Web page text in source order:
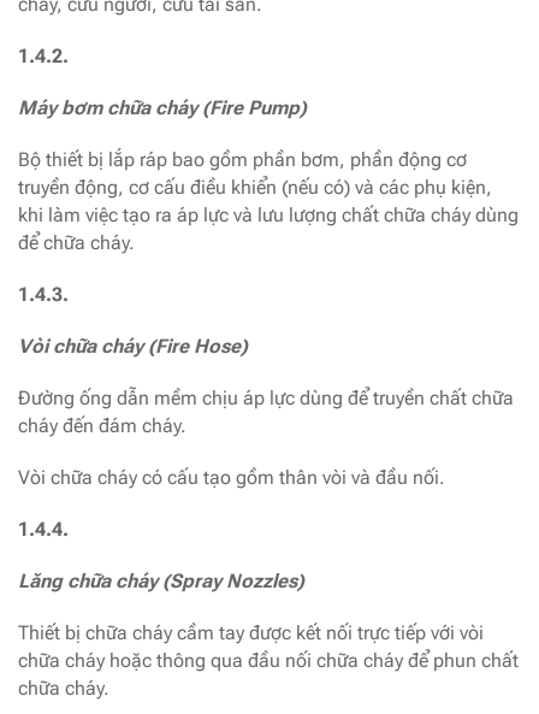
1.4.2.
Máy bơm chữa cháy (Fire Pump)
Bộ thiết bị lắp ráp bao gồm phần bơm, phần động cơ
truyền động, cơ cấu điều khiển (nếu có) và các phụ kiện,
khi làm việc tạo ra áp lực và lưu lượng chất chữa cháy dùng
để chữa cháy.
1.4.3.
Vòi chữa cháy (Fire Hose)
Đường ống dẫn mềm chịu áp lực dùng để truyền chất chữa
cháy đến đám cháy.
Vòi chữa cháy có cấu tạo gồm thân vòi và đầu nối.
1.4.4.
Lăng chữa cháy (Spray Nozzles)
Thiết bị chữa cháy cầm tay được kết nối trực tiếp với vòi
chữa cháy hoặc thông qua đầu nối chữa cháy để phun chất
chữa cháy.